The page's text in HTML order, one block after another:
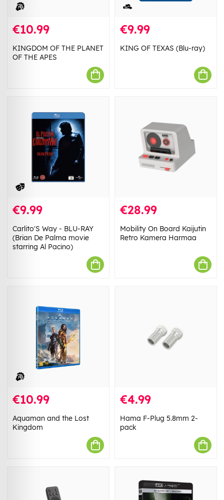
€10.99
KINGDOM OF THE PLANET
OF THE APES
€9.99
KING OF TEXAS (Blu-ray)
€9.99
Carlito'S Way - BLU-RAY
(Brian De Palma movie
starring Al Pacino)
€28.99
Mobility On Board Kaijutin
Retro Kamera Harmaa
€10.99
Aquaman and the Lost
Kingdom
€4.99
Hama F-Plug 5.8mm 2-
pack